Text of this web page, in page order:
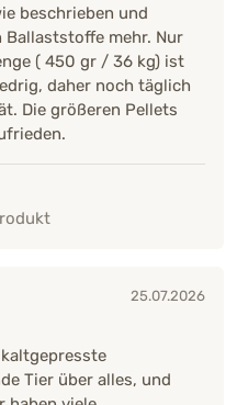
beschrieben und
mehr. Nur
( 450 gr / 36 kg) ist
daher noch täglich
Die größeren Pellets
25.07.2026
Tier über alles, und